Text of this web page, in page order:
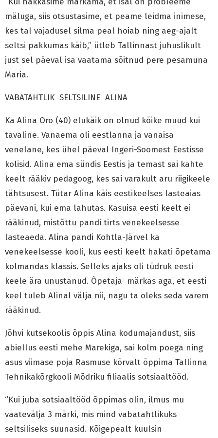
mäluga, siis otsustasime, et peame leidma inimese,
kes tal vajadusel silma peal hoiab ning aeg-ajalt
seltsi pakkumas käib,” ütleb Tallinnast juhuslikult
just sel päeval isa vaatama sõitnud pere pesamuna
Maria.
VABATAHTLIK SELTSILINE ALINA
Ka Alina Oro (40) elukäik on olnud kõike muud kui
tavaline. Vanaema oli eestlanna ja vanaisa
venelane, kes ühel päeval Ingeri-Soomest Eestisse
kolisid. Alina ema sündis Eestis ja temast sai kahte
keelt rääkiv pedagoog, kes sai varakult aru riigikeele
tähtsusest. Tütar Alina käis eestikeelses lasteaias
päevani, kui ema lahutas. Kasuisa eesti keelt ei
rääkinud, mistõttu pandi tirts venekeelsesse
lasteaeda. Alina pandi Kohtla-Järvel ka
venekeelsesse kooli, kus eesti keelt hakati õpetama
kolmandas klassis. Selleks ajaks oli tüdruk eesti
keele ära unustanud. Õpetaja märkas aga, et eesti
keel tuleb Alinal välja nii, nagu ta oleks seda varem
rääkinud.
Jõhvi kutsekoolis õppis Alina kodumajandust, siis
abiellus eesti mehe Marekiga, sai kolm poega ning
asus viimase poja Rasmuse kõrvalt õppima Tallinna
Tehnikakõrgkooli Mõdriku filiaalis sotsiaaltööd.
“Kui juba sotsiaaltööd õppimas olin, ilmus mu
vaatevälja 3 märki, mis mind vabatahtlikuks
seltsiliseks suunasid. Kõigepealt kuulsin